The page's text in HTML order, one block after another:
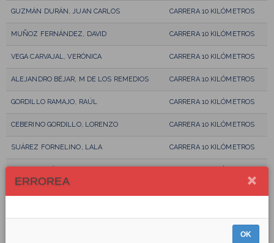
GUZMÁN DURÁN, JUAN CARLOS CARRERA 10 KILÓMETROS
MUÑOZ FERNÁNDEZ, DAVID CARRERA 10 KILÓMETROS
VEGA CARVAJAL, VERÓNICA CARRERA 10 KILÓMETROS
ALEJANDRO BÉJAR, M DE LOS REMEDIOS CARRERA 10 KILÓMETROS
GORDILLO RAMAJO, RAÚL CARRERA 10 KILÓMETROS
CEBERINO GORDILLO, LORENZO CARRERA 10 KILÓMETROS
SUÁREZ FORNELINO, LALA CARRERA 10 KILÓMETROS
CARRERA 10 KILÓMETROS
ERROREA
OK